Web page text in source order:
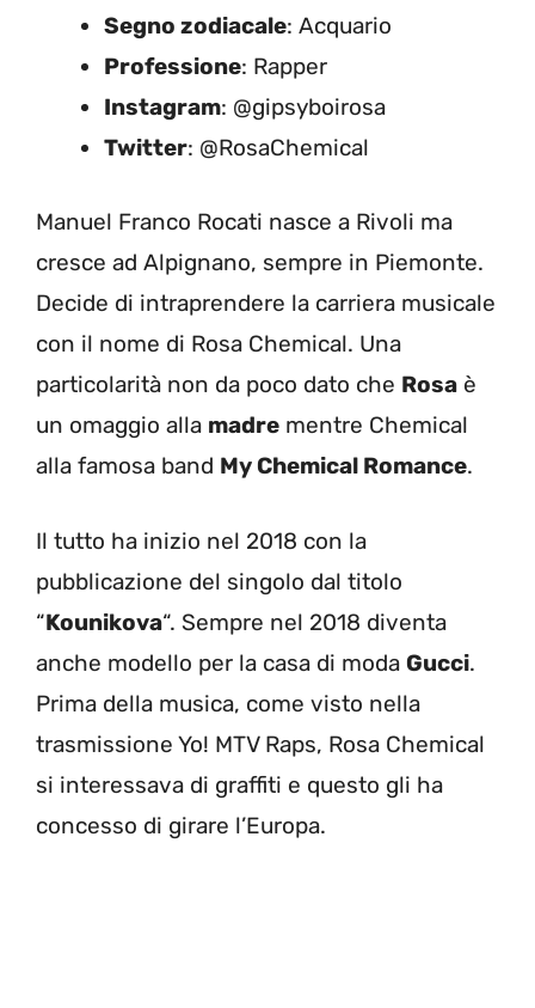
Segno zodiacale: Acquario
Professione: Rapper
Instagram: @gipsyboirosa
Twitter: @RosaChemical
Manuel Franco Rocati nasce a Rivoli ma
cresce ad Alpignano, sempre in Piemonte.
Decide di intraprendere la carriera musicale
con il nome di Rosa Chemical. Una
particolarità non da poco dato che Rosa è
un omaggio alla madre mentre Chemical
alla famosa band My Chemical Romance.
Il tutto ha inizio nel 2018 con la
pubblicazione del singolo dal titolo
“Kounikova“. Sempre nel 2018 diventa
anche modello per la casa di moda Gucci.
Prima della musica, come visto nella
trasmissione Yo! MTV Raps, Rosa Chemical
si interessava di graffiti e questo gli ha
concesso di girare l’Europa.